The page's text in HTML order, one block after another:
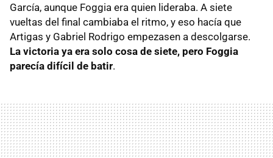
García, aunque Foggia era quien lideraba. A siete
vueltas del final cambiaba el ritmo, y eso hacía que
Artigas y Gabriel Rodrigo empezasen a descolgarse.
La victoria ya era solo cosa de siete, pero Foggia
parecía difícil de batir.